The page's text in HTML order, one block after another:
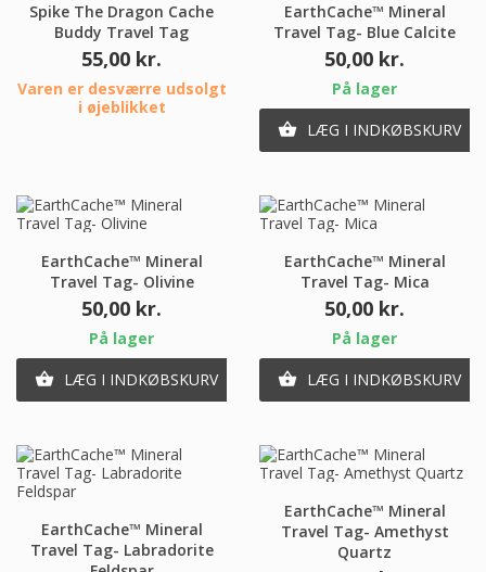
Spike The Dragon Cache
Buddy Travel Tag
Pris
55,00 kr.
Varen er desværre udsolgt
i øjeblikket
EarthCache™ Mineral
Travel Tag- Blue Calcite
Pris
50,00 kr.
På lager
 LÆG I INDKØBSKURV
EarthCache™ Mineral
Travel Tag- Olivine
Pris
50,00 kr.
På lager
 LÆG I INDKØBSKURV
EarthCache™ Mineral
Travel Tag- Mica
Pris
50,00 kr.
På lager
 LÆG I INDKØBSKURV
EarthCache™ Mineral
Travel Tag- Labradorite
EarthCache™ Mineral
Travel Tag- Amethyst
Quartz